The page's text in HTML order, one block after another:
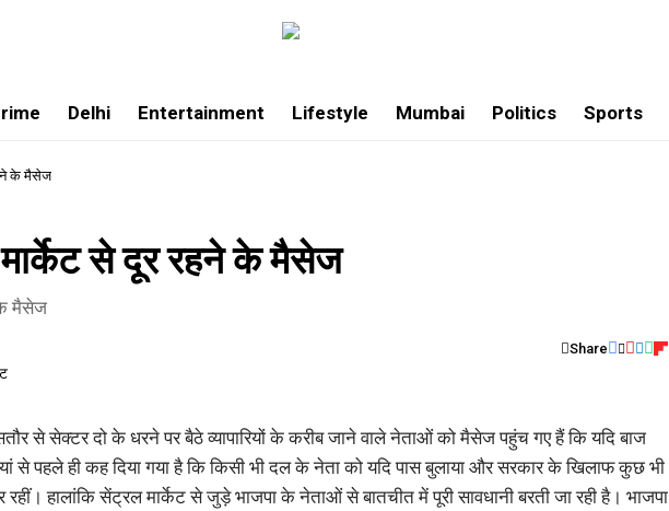
Delhi Entertainment Lifestyle Mumbai Politics Sports
के मैसेज
से दूर रहने के मैसेज
मैसेज
Share
से सेक्टर दो के धरने पर बैठे व्यापारियों के करीब जाने वाले नेताओं को मैसेज पहुंच गए हैं कि यदि बाज
से पहले ही कह दिया गया है कि किसी भी दल के नेता को यदि पास बुलाया और सरकार के खिलाफ कुछ भी
रहीं। हालांकि सेंट्रल मार्केट से जुड़े भाजपा के नेताओं से बातचीत में पूरी सावधानी बरती जा रही है। भाजपा